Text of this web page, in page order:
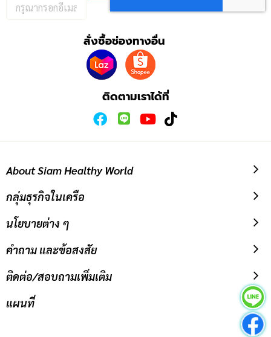
กรอก
สั่งซื้อช่องทางอื่น
ติดตามเราได้ที่
About Siam Healthy World
กลุ่มธุรกิจในเครือ
นโยบายต่าง ๆ
คำถาม และข้อสงสัย
ติดต่อ/สอบถามเพิ่มเติม
แผนที่